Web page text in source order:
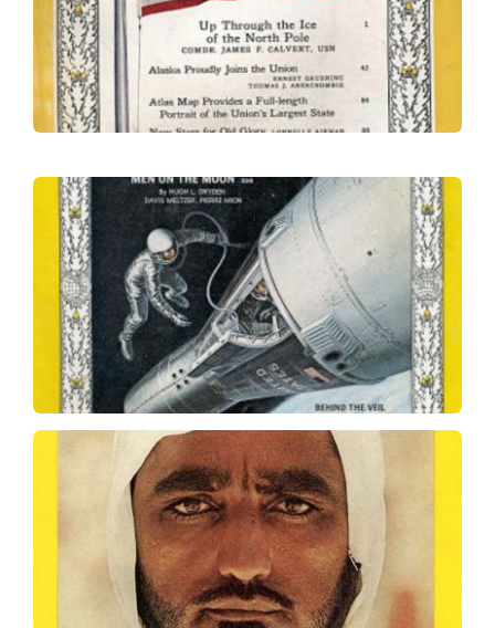
How We Plan to Put Men on the Moon
Ofrece una
mirada detallada y accesible al programa espacial
de EEUU en plena carrera espacial contra la Unión
Soviética. Portada de marzo de 1964 de la revista
National Geographic.
El guerrero de Arabia Saudita
. Primera
portada con el clásico borde amarillo que no
incluía las tradicionales hojas de roble.
Portada de julio de 1972 de la revista National
Geographic